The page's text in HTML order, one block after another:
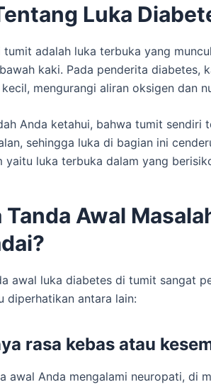
Luka
tumit adalah luka terbuka yang
kaki. Pada penderita diabetes,
mengurangi aliran oksigen dan
Anda ketahui, bahwa tumit sendiri
sehingga luka di bagian ini
yaitu luka terbuka dalam yang
Tanda Awal
awal luka diabetes di tumit sangat
diperhatikan antara lain:
rasa kebas atau
awal Anda mengalami neuropati, di